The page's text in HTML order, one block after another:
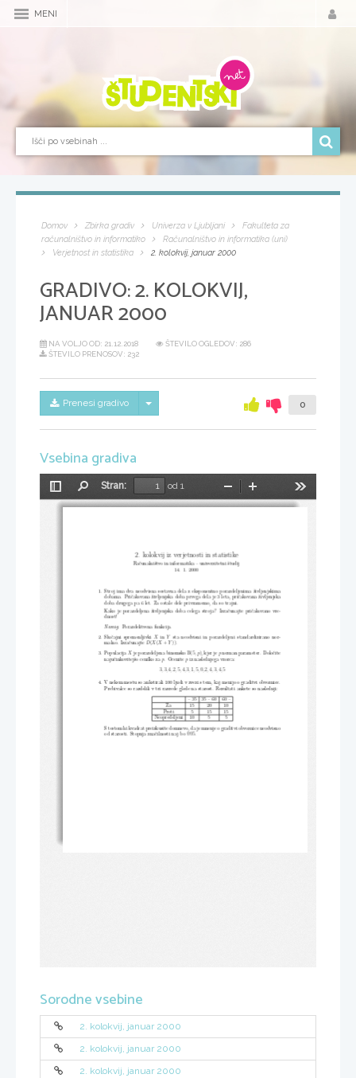
MENI
Domov Zbirka gradiv Univerza v Ljubljani
Fakulteta za
računalništvo in informatiko
Računalništvo in informatika (uni)
Verjetnost in statistika
2. kolokvij, januar 2000
GRADIVO:2. KOLOKVIJ,
JANUAR 2000
NA VOLJO OD: 21.12.2018
ŠTEVILO OGLEDOV: 286
ŠTEVILO PRENOSOV: 232
Prenesi gradivo Skrij/prikaži meni 0
Vsebina gradiva
Preklopi
stransko
Stran:
od 1
Pomanjšaj
2. kolokvij iz verjetnosti in statistike
Računalništvo in informatika – univerzitetni študij
14. 1. 2000
1. Stroj ima dva neodvisna sestavna dela z eksponentno porazdeljenima življenjskima
dobama. Pričakovana življenjska doba prvega dela je 3 leta, pričakovana življenjska
doba drugega pa 6 let. Za ostale dele privzamemo, da so trajni.
Kako je porazdeljena življenjska doba celega stroja? Izračunajte pričakovano vre-
dnost!
Namig: Porazdelitvena funkcija.
2. Slučajni spremenljivki X in Y sta neodvisni in porazdeljeni standardizirano nor-
malno. Izračunajte D(X (X + Y ))
3. Populacija X je porazdeljena binomsko B(5, p) , kjer je p neznan parameter. Določite
najučinkovitejšo cenilko za p . Ocenite p iz naslednjega vzorca:
3, 3,4,2, 5, 4, 3, 1, 5, 0 ,2,4,3, 4,5
4. V nekem mestu so anketirali 100 ljudi v zvezi s tem, kaj menijo o graditvi obvoznice.
Prebivalce so razdelili v tri razrede glede na starost. Rezultati ankete so naslednji:
– 35
35 – 60
60 –
Za
15 20
10
Proti
5 15
15
Neopredeljeni
10 5
5
S testom hi kvadrat preizkusite domnevo, da je mnenje o graditvi obvoznice neodvisno
od starosti. Stopnja značilnosti naj bo 0
.
05
Sorodne vsebine
2. kolokvij, januar 2000
2. kolokvij, januar 2000
2. kolokvij, januar 2000